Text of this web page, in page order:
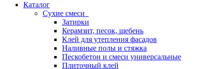
Каталог
Сухие смеси
Затирки
Керамзит, песок, щебень
Клей для утепления фасадов
Наливные полы и стяжка
Пескобетон и смеси универсальные
Плиточный клей